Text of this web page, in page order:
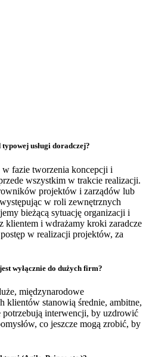
usługi doradczej?
fazie tworzenia koncepcji i
wszystkim w trakcie realizacji.
projektów i zarządów lub
w roli zewnętrznych
bieżącą sytuację organizacji i
klientem i wdrażamy kroki zaradcze
w realizacji projektów, za
wyłącznie do dużych firm?
międzynarodowe
klientów stanowią średnie, ambitne,
potrzebują interwencji, by uzdrowić
co jeszcze mogą zrobić, by